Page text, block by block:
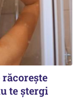
te ștergi